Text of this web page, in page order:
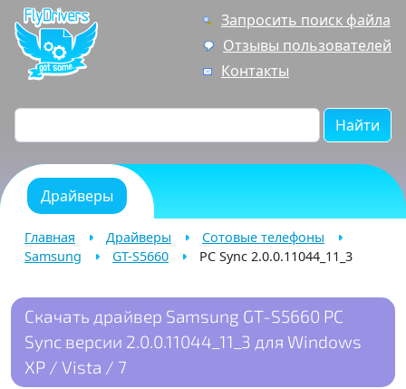
Запросить поиск файла
Отзывы пользователей
Контакты
Найти
Драйверы
Главная Драйверы
Сотовые телефоны
Samsung
GT-S5660 PC Sync 2.0.0.11044_11_3
Скачать драйвер Samsung GT-S5660 PC
Sync версии 2.0.0.11044_11_3 для Windows
XP / Vista / 7